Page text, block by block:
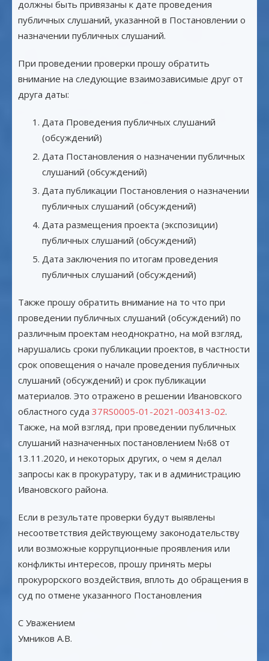
должны быть привязаны к дате проведения
публичных слушаний, указанной в Постановлении о
назначении публичных слушаний.
При проведении проверки прошу обратить
внимание на следующие взаимозависимые друг от
друга даты:
Дата Проведения публичных слушаний
(обсуждений)
Дата Постановления о назначении публичных
слушаний (обсуждений)
Дата публикации Постановления о назначении
публичных слушаний (обсуждений)
Дата размещения проекта (экспозиции)
публичных слушаний (обсуждений)
Дата заключения по итогам проведения
публичных слушаний (обсуждений)
Также прошу обратить внимание на то что при
проведении публичных слушаний (обсуждений) по
различным проектам неоднократно, на мой взгляд,
нарушались сроки публикации проектов, в частности
срок оповещения о начале проведения публичных
слушаний (обсуждений) и срок публикации
материалов. Это отражено в решении Ивановского
областного суда 37RS0005-01-2021-003413-02.
Также, на мой взгляд, при проведении публичных
слушаний назначенных постановлением №68 от
13.11.2020, и некоторых других, о чем я делал
запросы как в прокуратуру, так и в администрацию
Ивановского района.
Если в результате проверки будут выявлены
несоответствия действующему законодательству
или возможные коррупционные проявления или
конфликты интересов, прошу принять меры
прокурорского воздействия, вплоть до обращения в
суд по отмене указанного Постановления
С Уважением
Умников А.В.